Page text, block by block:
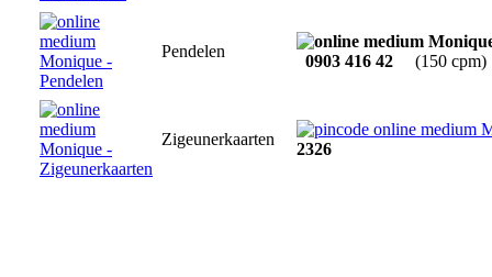
Pendelen
0903 416 42 (150 cpm)
Zigeunerkaarten
2326